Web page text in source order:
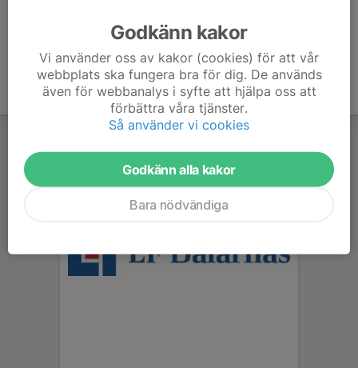
Godkänn kakor
Vi använder oss av kakor (cookies) för att vår
webbplats ska fungera bra för dig. De används
även för webbanalys i syfte att hjälpa oss att
förbättra våra tjänster.
Så använder vi cookies
Godkänn alla kakor
Bara nödvändiga